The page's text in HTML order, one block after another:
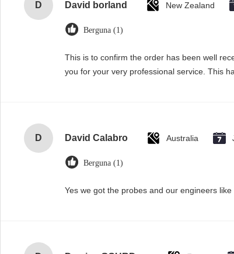
D David borland New Zealand
Berguna (1)
This is to confirm the order has been well
you for your very professional service. This
D David Calabro Australia
Berguna (1)
Yes we got the probes and our engineers like